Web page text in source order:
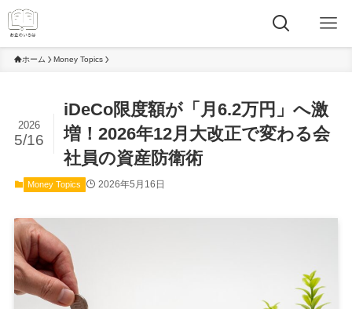
ホーム Money Topics
iDeCo限度額が「月6.2万円」へ激
増！2026年12月大改正で変わる会
社員の資産防衛術
2026
5/16
Money Topics 2026年5月16日